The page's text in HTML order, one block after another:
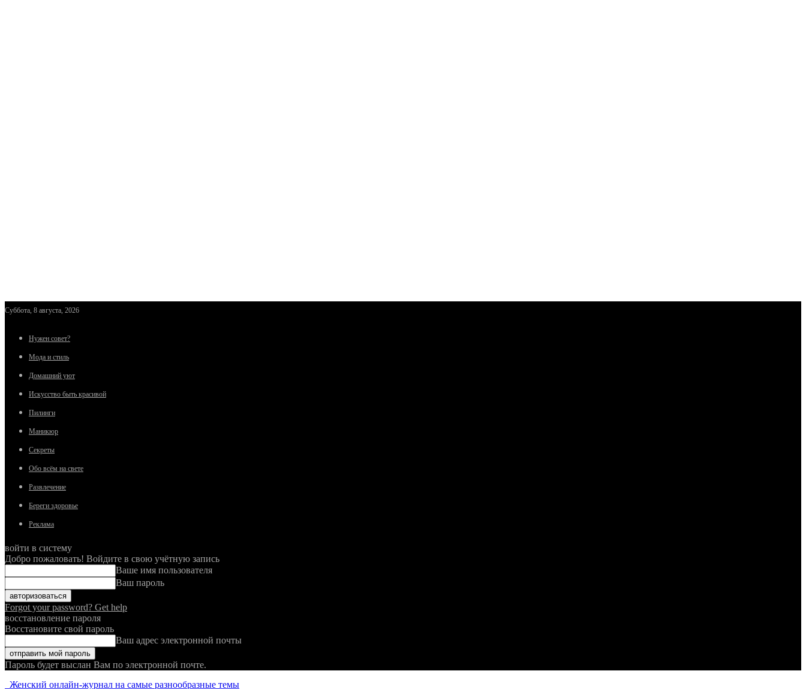
Суббота, 8 августа, 2026
Нужен совет?
Мода и стиль
Домашний уют
Искусство быть красивой
Пилинги
Маникюр
Секреты
Обо всём на свете
Развлечение
Береги здоровье
Реклама
войти в систему
Добро пожаловать! Войдите в свою учётную запись
Ваше имя пользователя
Ваш пароль
Forgot your password? Get help
восстановление пароля
Восстановите свой пароль
Ваш адрес электронной почты
Пароль будет выслан Вам по электронной почте.
Женский онлайн-журнал на самые разнообразные темы